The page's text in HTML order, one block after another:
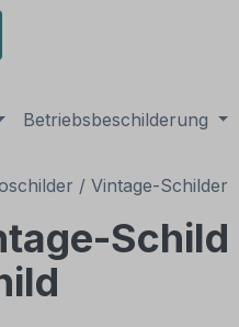
Betriebsbeschilderung
/ Vintage-Schilder